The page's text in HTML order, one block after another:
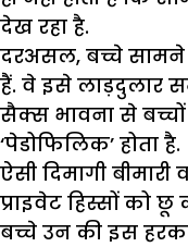
देख रहा है.
दरअसल, बच्चे
हैं. वे इसे लाड़दुलार
सैक्स भावना से बच्चों
‘पेडोफिलिक’ होता है.
ऐसी दिमागी
प्राइवेट हिस्सों को
बच्चे उन की इस